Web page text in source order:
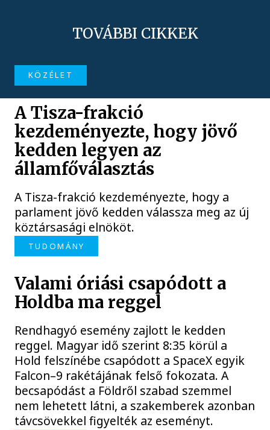
TOVÁBBI CIKKEK
KÖZÉLET
A Tisza-frakció
kezdeményezte, hogy jövő
kedden legyen az
államfőválasztás
A Tisza-frakció kezdeményezte, hogy a
parlament jövő kedden válassza meg az új
köztársasági elnököt.
TUDOMÁNY
Valami óriási csapódott a
Holdba ma reggel
Rendhagyó esemény zajlott le kedden
reggel. Magyar idő szerint 8:35 körül a
Hold felszínébe csapódott a SpaceX egyik
Falcon–9 rakétájának felső fokozata. A
becsapódást a Földről szabad szemmel
nem lehetett látni, a szakemberek azonban
távcsövekkel figyelték az eseményt.